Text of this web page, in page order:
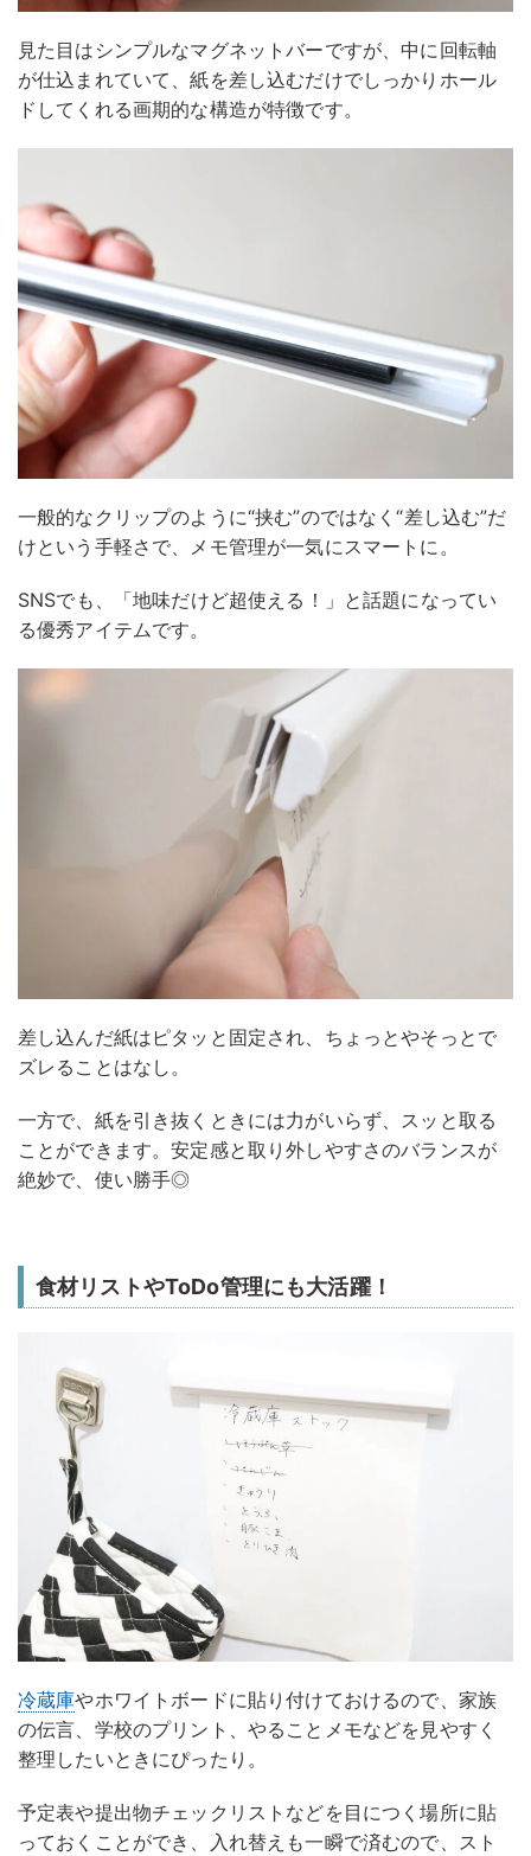
見た目はシンプルなマグネットバーですが、中に回転軸
が仕込まれていて、紙を差し込むだけでしっかりホール
ドしてくれる画期的な構造が特徴です。
一般的なクリップのように“挟む”のではなく“差し込む”だ
けという手軽さで、メモ管理が一気にスマートに。
SNSでも、「地味だけど超使える！」と話題になってい
る優秀アイテムです。
差し込んだ紙はピタッと固定され、ちょっとやそっとで
ズレることはなし。
一方で、紙を引き抜くときには力がいらず、スッと取る
ことができます。安定感と取り外しやすさのバランスが
絶妙で、使い勝手◎
食材リストやToDo管理にも大活躍！
冷蔵庫やホワイトボードに貼り付けておけるので、家族
の伝言、学校のプリント、やることメモなどを見やすく
整理したいときにぴったり。
予定表や提出物チェックリストなどを目につく場所に貼
っておくことができ、入れ替えも一瞬で済むので、スト